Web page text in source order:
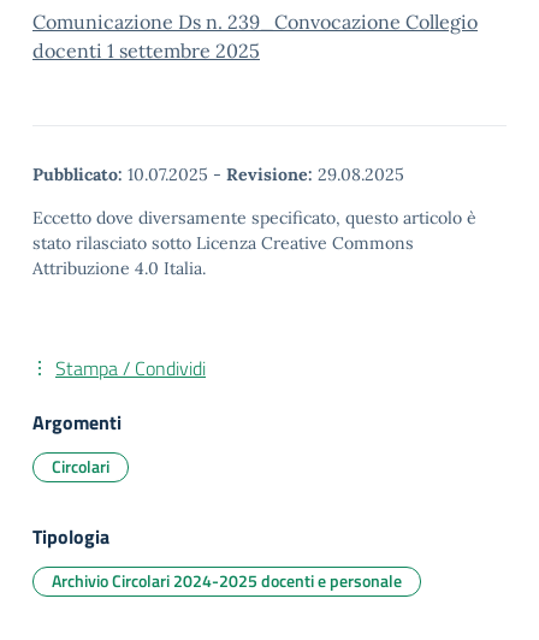
Comunicazione Ds n. 239_Convocazione Collegio
docenti 1 settembre 2025
Pubblicato: 10.07.2025 - Revisione: 29.08.2025
Eccetto dove diversamente specificato, questo articolo è
stato rilasciato sotto Licenza Creative Commons
Attribuzione 4.0 Italia.
Stampa / Condividi
Argomenti
Circolari
Tipologia
Archivio Circolari 2024-2025 docenti e personale